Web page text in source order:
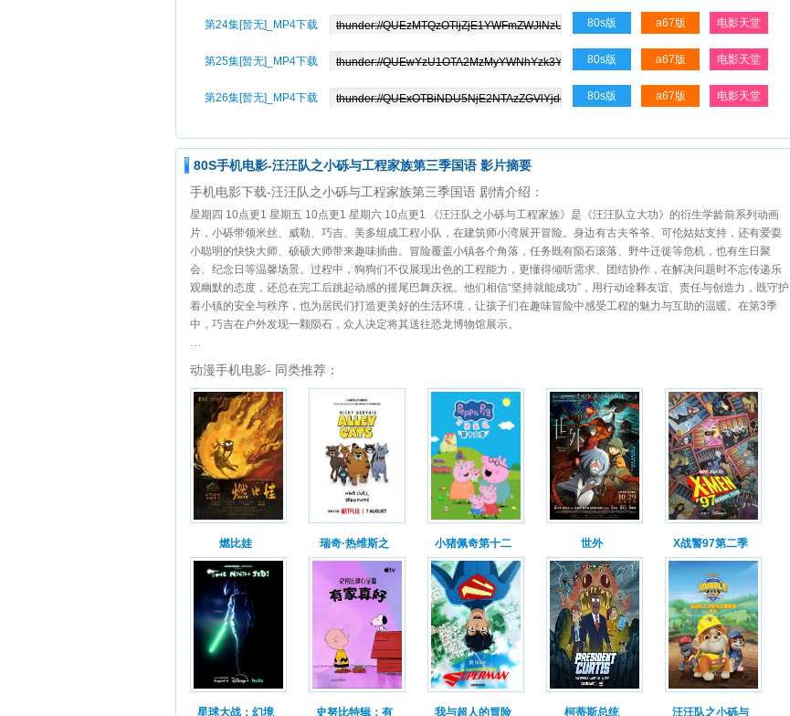
第24集[暂无]_MP4下载 80s版 a67版 电影天堂
第25集[暂无]_MP4下载 80s版 a67版 电影天堂
第26集[暂无]_MP4下载 80s版 a67版 电影天堂
80S手机电影-汪汪队之小砾与工程家族第三季国语 影片摘要
手机电影下载-汪汪队之小砾与工程家族第三季国语 剧情介绍：
星期四 10点更1 星期五 10点更1 星期六 10点更1 《汪汪队之小砾与工程家族》是《汪汪队立大功》的衍生学龄前系列动画
片，小砾带领米丝、威勒、巧吉、美多组成工程小队，在建筑师小湾展开冒险。身边有古夫爷爷、可伦姑姑支持，还有爱耍
小聪明的快快大师、硕硕大师带来趣味插曲。冒险覆盖小镇各个角落，任务既有陨石滚落、野牛迁徙等危机，也有生日聚
会、纪念日等温馨场景。过程中，狗狗们不仅展现出色的工程能力，更懂得倾听需求、团结协作，在解决问题时不忘传递乐
观幽默的态度，还总在完工后跳起动感的摇尾巴舞庆祝。他们相信“坚持就能成功”，用行动诠释友谊、责任与创造力，既守护
着小镇的安全与秩序，也为居民们打造更美好的生活环境，让孩子们在趣味冒险中感受工程的魅力与互助的温暖。在第3季
中，巧吉在户外发现一颗陨石，众人决定将其送往恐龙博物馆展示。
…
动漫手机电影- 同类推荐：
燃比娃 瑞奇·热维斯之 小猪佩奇第十二 世外 X战警97第二季
星球大战：幻境 史努比特辑：有 我与超人的冒险 柯蒂斯总统 汪汪队之小砾与